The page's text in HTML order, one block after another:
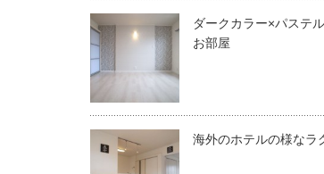
ダークカラー×パステ
お部屋
海外のホテルの様なラ